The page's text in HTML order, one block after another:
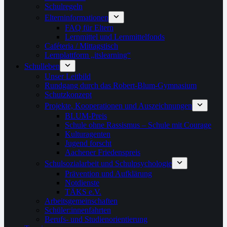
Schulregeln
Elterninformationen
FAQ für Eltern
Lernmittel und Lernmittelfonds
Caféteria / Mittagstisch
Lernplattform „itslearning“
Schulleben
Unser Leitbild
Rundgang durch das Robert-Blum-Gymnasium
Schutzkonzept
Projekte, Kooperationen und Auszeichnungen
BLUM-Preis
Schule ohne Rassismus – Schule mit Courage
Kulturagenten
Jugend forscht
Aachener Friedenspreis
Schulsozialarbeit und Schulpsychologie
Prävention und Aufklärung
Notdienste
TÄKS e.V.
Arbeitsgemeinschaften
Schüler:innenfahrten
Berufs- und Studienorientierung